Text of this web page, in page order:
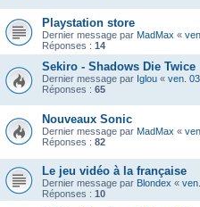
Playstation store
Dernier message par MadMax «
Réponses : 14
Sekiro - Shadows Die Twice
Dernier message par Iglou « ven.
Réponses : 65
Nouveaux Sonic
Dernier message par MadMax «
Réponses : 82
Le jeu vidéo à la française
Dernier message par Blondex «
Réponses : 10